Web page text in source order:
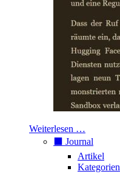
Weiterlesen …
⬛️ Journal
Artikel
Kategorien